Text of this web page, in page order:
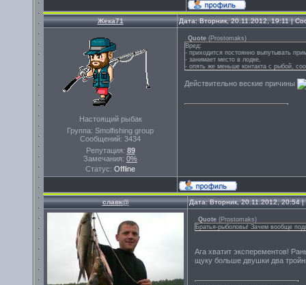
Жека71 Дата: Вторник, 20.11.2012, 19:11 |
Настоящий рыбак
Группа: Smolfishing group
Сообщений: 3434
Репутация: 89
Замечания: 0%
Статус: Offline
Quote (Prostomaks)
Вред:
- приходится постоянно выпутывать
- занимает место в лодке,
- опять же меньше контакта с рыбой,
Действительно веские причины
славк@ Дата: Вторник, 20.11.2012, 20:54
Quote (Prostomaks)
Братья-рыболовы! Зачем вообще
Ага хватит эксперементов!
щуку больше двушки два